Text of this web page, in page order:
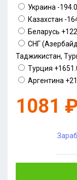
Украина -
Казахстан -
Беларусь
СНГ
Таджикистан,
Турция
Аргентина
1081